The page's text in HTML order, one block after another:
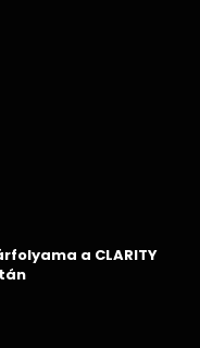
a CLARITY